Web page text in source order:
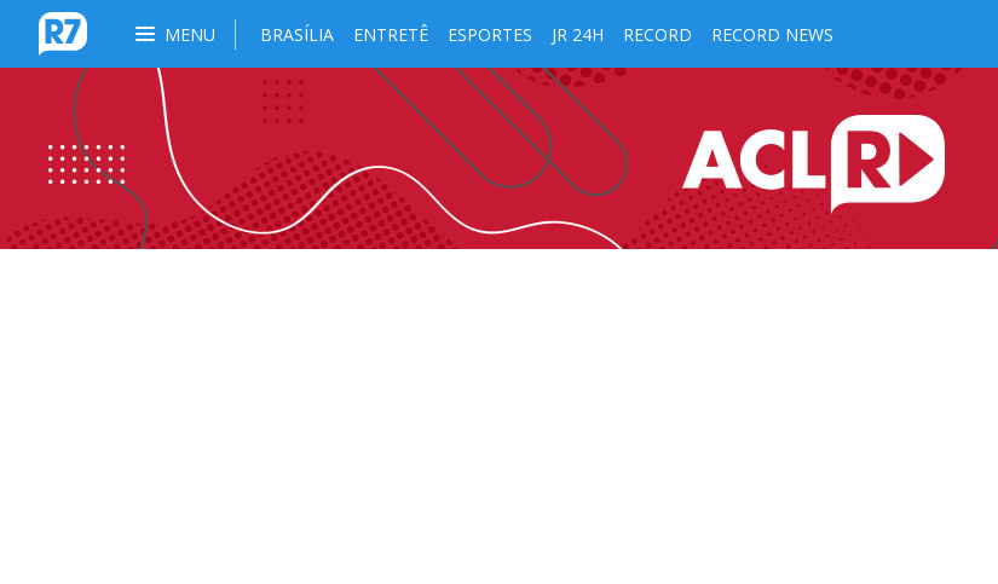
MENU BRASÍLIA ENTRETÊ ESPORTES JR 24H RECORD RECORD NEWS